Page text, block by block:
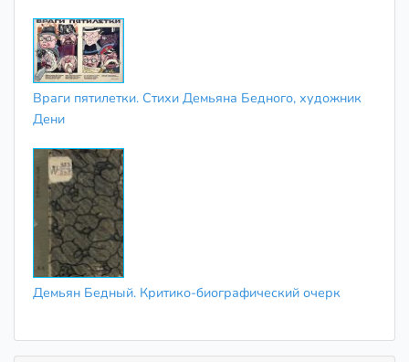
Враги пятилетки. Стихи Демьяна Бедного, художник
Дени
Демьян Бедный. Критико-биографический очерк